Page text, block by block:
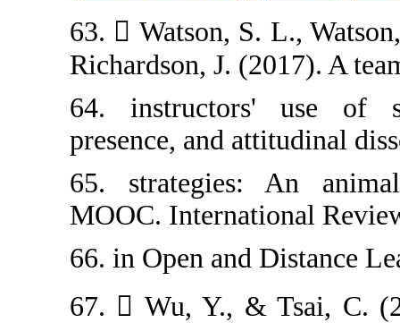
63.  Watson,
Richardson, J.
64.
presence, and
65.
MOOC.
66. in Open
67.  Wu, Y.,